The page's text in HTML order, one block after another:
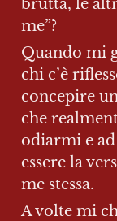
brutta, le
me”?
Quando mi
chi c’è
concepire
che
odiarmi e
essere la
me stessa.
A volte mi